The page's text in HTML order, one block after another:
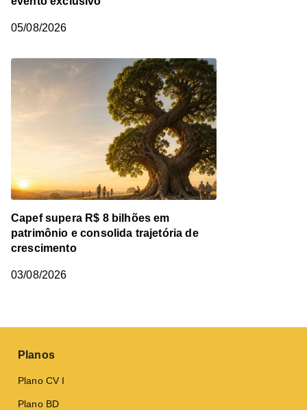
05/08/2026
Capef supera R$ 8 bilhões em
patrimônio e consolida trajetória de
crescimento
03/08/2026
Planos
Plano CV I
Plano BD